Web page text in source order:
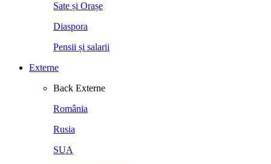
Sate și Orașe
Diaspora
Pensii și salarii
Externe
Back Externe
România
Rusia
SUA